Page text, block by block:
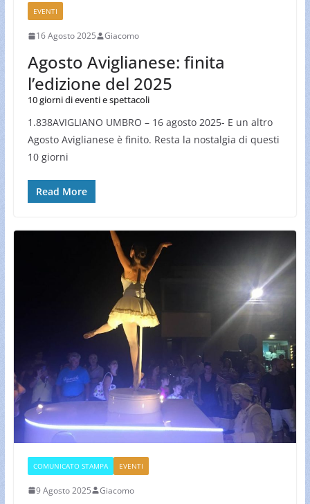
EVENTI
16 Agosto 2025 Giacomo
Agosto Aviglianese: finita
l’edizione del 2025
10 giorni di eventi e spettacoli
1.838AVIGLIANO UMBRO – 16 agosto 2025- E un altro
Agosto Aviglianese è finito. Resta la nostalgia di questi
10 giorni
Read More
COMUNICATO STAMPA EVENTI
9 Agosto 2025 Giacomo